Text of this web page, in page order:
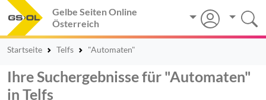
Gelbe Seiten Online
Österreich
Startseite Telfs "Automaten"
Ihre Suchergebnisse für "Automaten"
in Telfs